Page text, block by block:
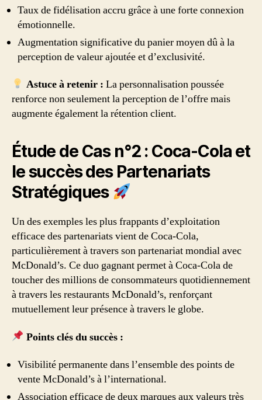
Taux de fidélisation accru grâce à une forte connexion
émotionnelle.
Augmentation significative du panier moyen dû à la
perception de valeur ajoutée et d’exclusivité.
Astuce à retenir : La personnalisation poussée
renforce non seulement la perception de l’offre mais
augmente également la rétention client.
Étude de Cas n°2 : Coca-Cola et
le succès des Partenariats
Stratégiques
Un des exemples les plus frappants d’exploitation
efficace des partenariats vient de Coca-Cola,
particulièrement à travers son partenariat mondial avec
McDonald’s. Ce duo gagnant permet à Coca-Cola de
toucher des millions de consommateurs quotidiennement
à travers les restaurants McDonald’s, renforçant
mutuellement leur présence à travers le globe.
Points clés du succès :
Visibilité permanente dans l’ensemble des points de
vente McDonald’s à l’international.
Association efficace de deux marques aux valeurs très